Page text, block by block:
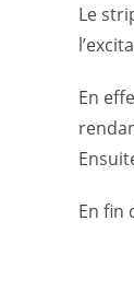
Le
En
En fin